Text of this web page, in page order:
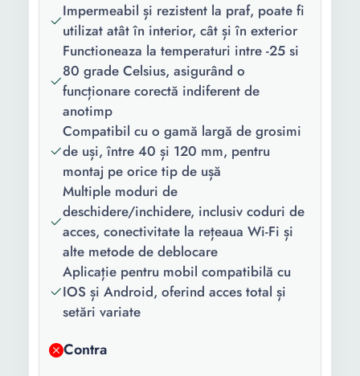
chei 1 X Manual de
utilizare in limba engleza 1
x Kit suruburi 1 x template
de gaurire 1 x Incuietoare
inteligenta 2 x Carduri
Smart:
Da
Tip usa:
Interior Exterior
Material usa:
Lemn Otel Fier forjat PVC
Aluminiu
deschidere:
Partea dreapta Partea
stanga
Grosime usa:
40 mm 120 mm
Interax:
Impermeabil și rezistent la praf, poate fi
utilizat atât în interior, cât și în exterior
Functioneaza la temperaturi intre -25 si
80 grade Celsius, asigurând o
funcționare corectă indiferent de
anotimp
Compatibil cu o gamă largă de grosimi
de uși, între 40 și 120 mm, pentru
montaj pe orice tip de ușă
Multiple moduri de
deschidere/inchidere, inclusiv coduri de
acces, conectivitate la rețeaua Wi-Fi și
alte metode de deblocare
Aplicație pentru mobil compatibilă cu
IOS și Android, oferind acces total și
setări variate
Contra